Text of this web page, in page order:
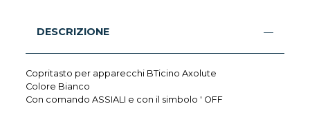
DESCRIZIONE
Copritasto per apparecchi BTicino Axolute
Colore Bianco
Con comando ASSIALI e con il simbolo ' OFF